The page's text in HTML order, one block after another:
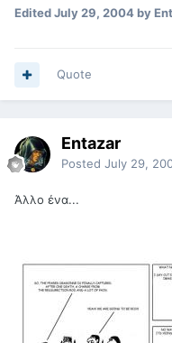
EditedJuly 29, 2004by
Quote
Entazar
Posted July 29,
Άλλο ένα...